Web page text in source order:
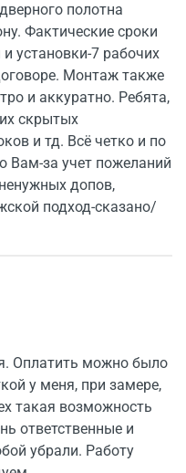
полотна
Фактические сроки
установки-7 рабочих
Монтаж также
и аккуратно. Ребята,
скрытых
и тд. Всё четко и по
Вам-за учет пожеланий
допов,
подход-сказано/
Оплатить можно было
у меня, при замере,
такая возможность
ответственные и
убрали. Работу